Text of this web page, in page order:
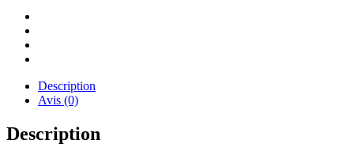
Description
Avis (0)
Description